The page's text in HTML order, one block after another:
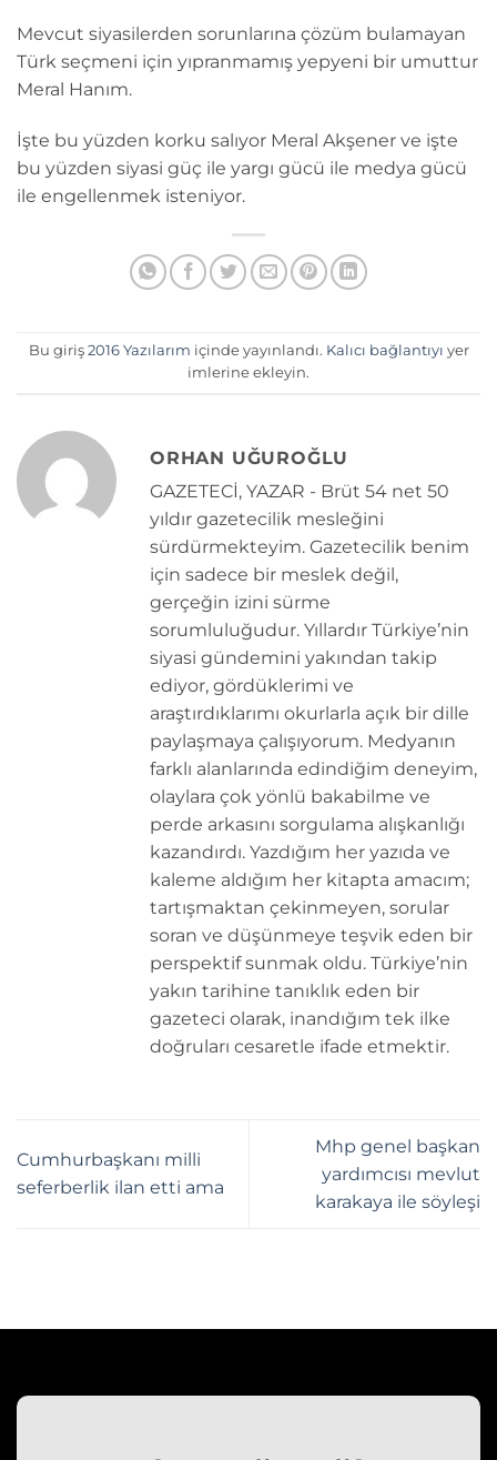
Mevcut siyasilerden sorunlarına çözüm bulamayan
Türk seçmeni için yıpranmamış yepyeni bir umuttur
Meral Hanım.
İşte bu yüzden korku salıyor Meral Akşener ve işte
bu yüzden siyasi güç ile yargı gücü ile medya gücü
ile engellenmek isteniyor.
Bu giriş 2016 Yazılarım içinde yayınlandı. Kalıcı bağlantıyı yer
imlerine ekleyin.
ORHAN UĞUROĞLU
GAZETECİ, YAZAR - Brüt 54 net 50
yıldır gazetecilik mesleğini
sürdürmekteyim. Gazetecilik benim
için sadece bir meslek değil,
gerçeğin izini sürme
sorumluluğudur. Yıllardır Türkiye’nin
siyasi gündemini yakından takip
ediyor, gördüklerimi ve
araştırdıklarımı okurlarla açık bir dille
paylaşmaya çalışıyorum. Medyanın
farklı alanlarında edindiğim deneyim,
olaylara çok yönlü bakabilme ve
perde arkasını sorgulama alışkanlığı
kazandırdı. Yazdığım her yazıda ve
kaleme aldığım her kitapta amacım;
tartışmaktan çekinmeyen, sorular
soran ve düşünmeye teşvik eden bir
perspektif sunmak oldu. Türkiye’nin
yakın tarihine tanıklık eden bir
gazeteci olarak, inandığım tek ilke
doğruları cesaretle ifade etmektir.
Cumhurbaşkanı milli
seferberlik ilan etti ama
Mhp genel başkan
yardımcısı mevlut
karakaya ile söyleşi